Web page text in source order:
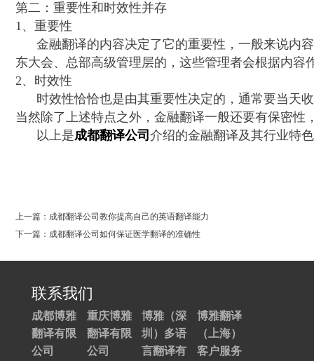
第二：重要性和时效性并存
1、重要性
金融翻译的内容决定了它的重要性，一般来说内
东大会、总部高级管理层的，这些管理者会根据内容
2、时效性
时效性恰恰也是由其重要性决定的，通常要当天
当然除了上述特点之外，金融翻译一般还要有保密
以上是成都翻译公司介绍的金融翻译及其行业特
上一篇：成都翻译公司教你提高自己的英语翻译能力
下一篇：成都翻译公司如何保证医学翻译的准确性
联系我们
成都博雅
翻译有限
公司
重庆博雅
翻译有限
公司
博雅（深
圳）多语
言翻译有
博雅翻译
（上海）
客户服务